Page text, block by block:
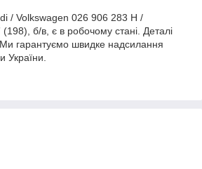
/ Volkswagen 026 906 283 H /
б/в, є в робочому стані. Деталі
Ми гарантуємо швидке надсилання
України.